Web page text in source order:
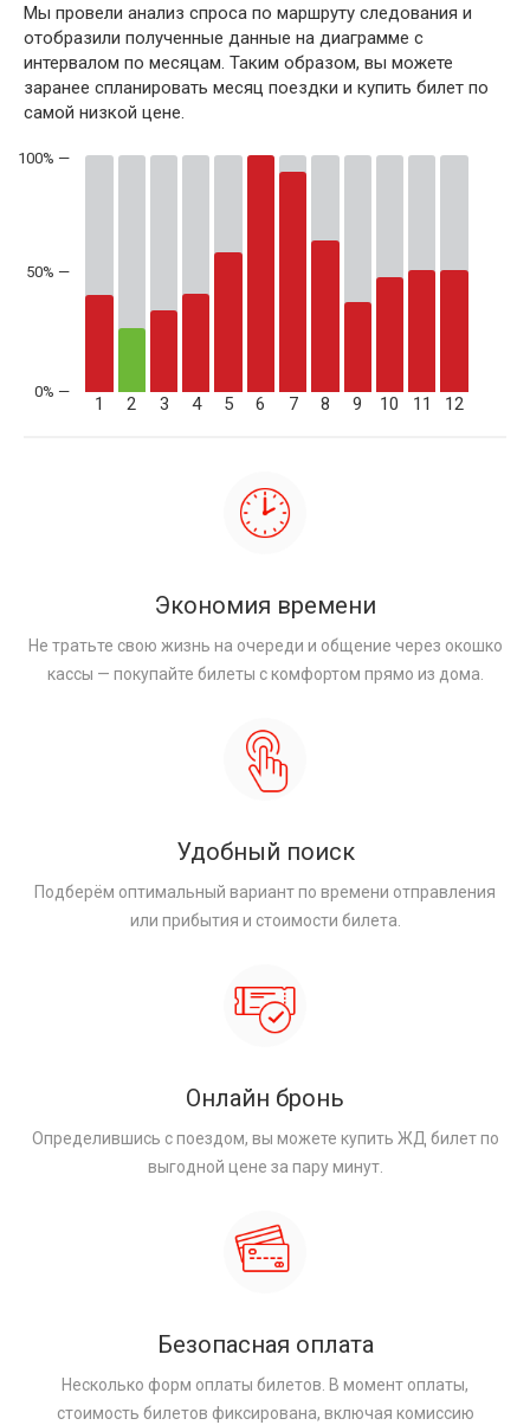
Мы провели анализ спроса по маршруту следования и
отобразили полученные данные на диаграмме с
интервалом по месяцам. Таким образом, вы можете
заранее спланировать месяц поездки и купить билет по
самой низкой цене.
50% —
1 2 3 4 5 6 7 8 9 10 11 12
Экономия времени
Не тратьте свою жизнь на очереди и общение через окошко
кассы — покупайте билеты с комфортом прямо из дома.
Удобный поиск
Подберём оптимальный вариант по времени отправления
или прибытия и стоимости билета.
Онлайн бронь
Определившись с поездом, вы можете купить ЖД билет по
выгодной цене за пару минут.
Безопасная оплата
Несколько форм оплаты билетов. В момент оплаты,
стоимость билетов фиксирована, включая комиссию